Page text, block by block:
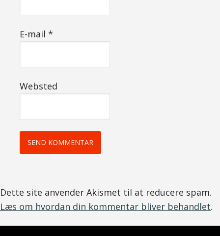
E-mail *
Websted
Dette site anvender Akismet til at reducere spam.
Læs om hvordan din kommentar bliver behandlet.